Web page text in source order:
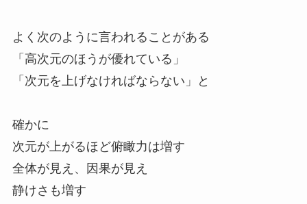
よく次のように言われることがある
「高次元のほうが優れている」
「次元を上げなければならない」と
確かに
次元が上がるほど俯瞰力は増す
全体が見え、因果が見え
静けさも増す